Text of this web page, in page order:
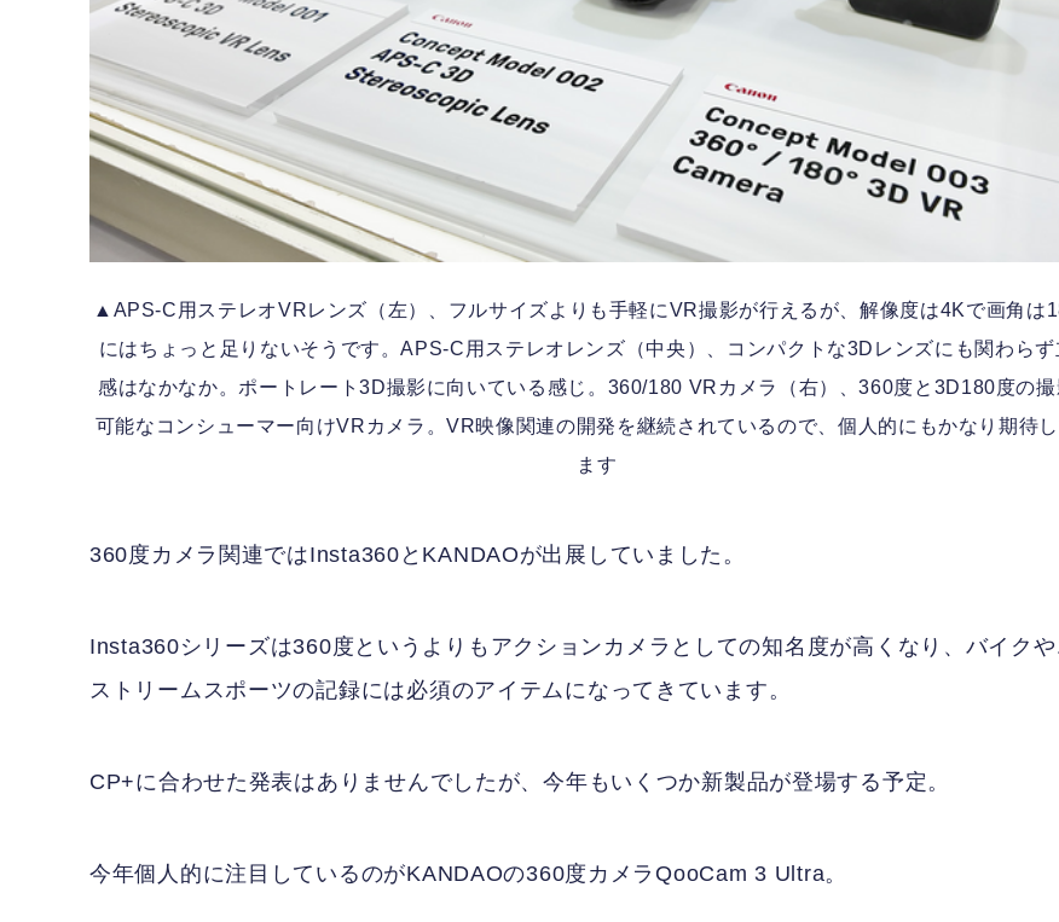
▲APS-C用ステレオVRレンズ（左）、フルサイズよりも手軽にVR撮影が行えるが、解像度は4Kで画角は
にはちょっと足りないそうです。APS-C用ステレオレンズ（中央）、コンパクトな3Dレンズにも関わらず
感はなかなか。ポートレート3D撮影に向いている感じ。360/180 VRカメラ（右）、360度と3D180度の撮
可能なコンシューマー向けVRカメラ。VR映像関連の開発を継続されているので、個人的にもかなり期待
ます
360度カメラ関連ではInsta360とKANDAOが出展していました。
Insta360シリーズは360度というよりもアクションカメラとしての知名度が高くなり、バイクや
ストリームスポーツの記録には必須のアイテムになってきています。
CP+に合わせた発表はありませんでしたが、今年もいくつか新製品が登場する予定。
今年個人的に注目しているのがKANDAOの360度カメラQooCam 3 Ultra。